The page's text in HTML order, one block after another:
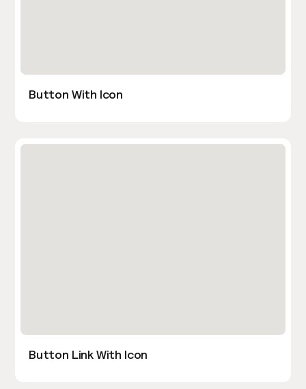
Button With Icon
Button Link With Icon